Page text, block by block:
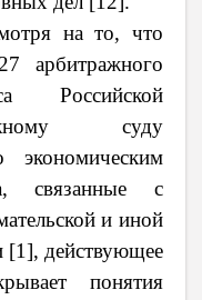
на то, что
арбитражного
Российской
суду
экономическим
связанные с
и иной
[1], действующее
понятия